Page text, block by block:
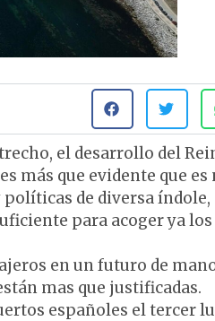
el desarrollo del
más que evidente que
de diversa índole,
para acoger ya
en un futuro de
mas que justificadas.
españoles el tercer